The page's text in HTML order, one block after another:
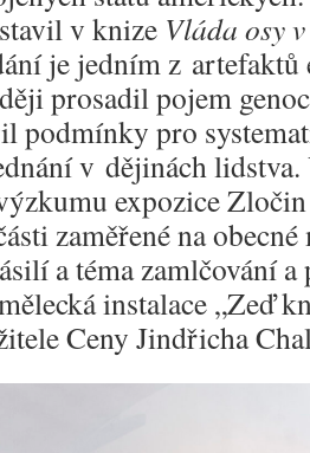
v knize Vláda osy
je jedním z artefaktů
prosadil pojem
podmínky pro
v dějinách
expozice
zaměřené na
a téma zamlčování
instalace „Zeď
Ceny Jindřicha